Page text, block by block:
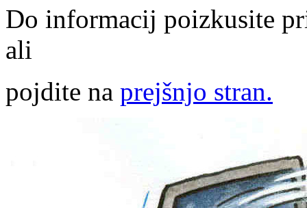
Do informacij poizkusite
ali
pojdite na prejšnjo stran.